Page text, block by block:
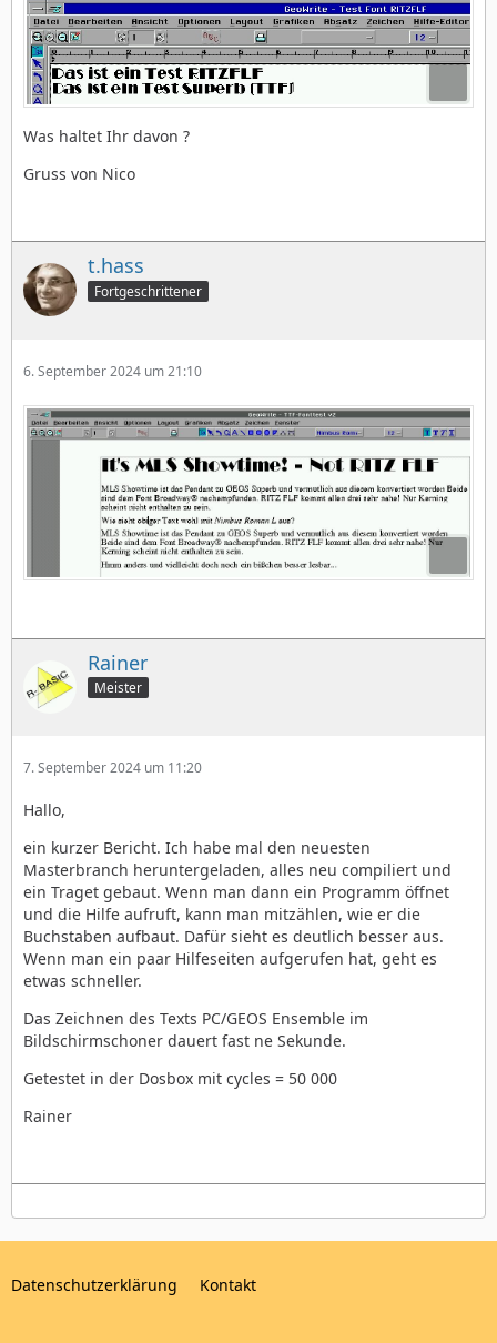
Was haltet Ihr davon ?
Gruss von Nico
t.hass
Fortgeschrittener
6. September 2024 um 21:10
Rainer
Meister
7. September 2024 um 11:20
Hallo,
ein kurzer Bericht. Ich habe mal den neuesten
Masterbranch heruntergeladen, alles neu compiliert und
ein Traget gebaut. Wenn man dann ein Programm öffnet
und die Hilfe aufruft, kann man mitzählen, wie er die
Buchstaben aufbaut. Dafür sieht es deutlich besser aus.
Wenn man ein paar Hilfeseiten aufgerufen hat, geht es
etwas schneller.
Das Zeichnen des Texts PC/GEOS Ensemble im
Bildschirmschoner dauert fast ne Sekunde.
Getestet in der Dosbox mit cycles = 50 000
Rainer
Datenschutzerklärung Kontakt